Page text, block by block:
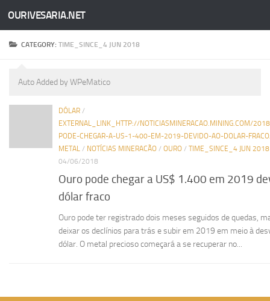
Skip to content
OURIVESARIA.NET
CATEGORY:TIME_SINCE_4 JUN 2018
Auto Added by WPeMatico
DÓLAR /
EXTERNAL_LINK_HTTP://NOTICIASMINERACAO.MINING.COM/
PODE-CHEGAR-A-US-1-400-EM-2019-DEVIDO-AO-DOLAR-
METAL / NOTÍCIAS MINERACÃO / OURO / TIME_SINCE_4 JUN 2018
04/06/2018
Ouro pode chegar a US$ 1.400 em 2019
dólar fraco
Ouro pode ter registrado dois meses seguidos de quedas,
deixar os declínios para trás e subir em 2019 em meio à
dólar. O metal precioso começará a se recuperar no...